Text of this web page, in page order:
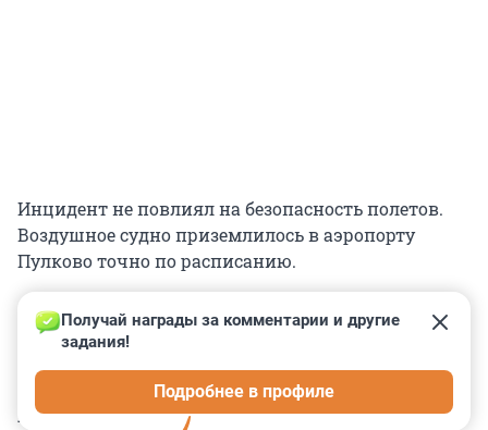
Инцидент не повлиял на безопасность полетов.
Воздушное судно приземлилось в аэропорту
Пулково точно по расписанию.
КОММЕНТАРИИ 5
Получай награды за комментарии и другие
задания!
Подробнее в профиле